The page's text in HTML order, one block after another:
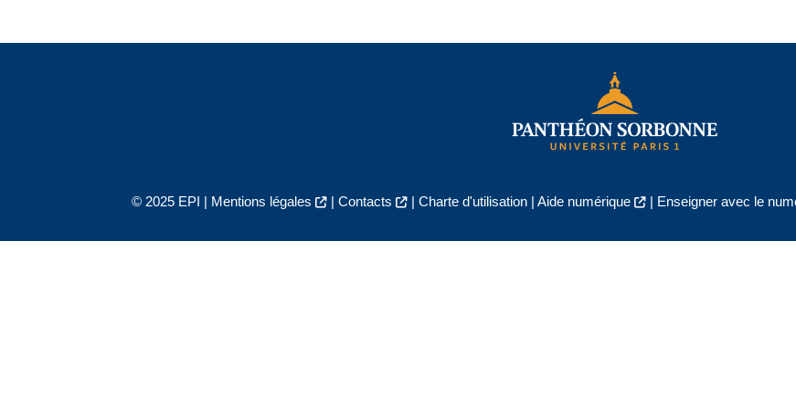
© 2025 EPI | Mentions légales | Contacts | Charte d'utilisation| Aide numérique | Enseigner avec le